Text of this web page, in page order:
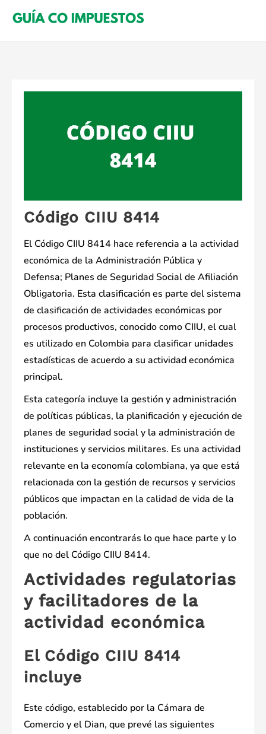
Código CIIU 8414
El Código CIIU 8414 hace referencia a la actividad
económica de la Administración Pública y
Defensa; Planes de Seguridad Social de Afiliación
Obligatoria. Esta clasificación es parte del sistema
de clasificación de actividades económicas por
procesos productivos, conocido como CIIU, el cual
es utilizado en Colombia para clasificar unidades
estadísticas de acuerdo a su actividad económica
principal.
Esta categoría incluye la gestión y administración
de políticas públicas, la planificación y ejecución de
planes de seguridad social y la administración de
instituciones y servicios militares. Es una actividad
relevante en la economía colombiana, ya que está
relacionada con la gestión de recursos y servicios
públicos que impactan en la calidad de vida de la
población.
A continuación encontrarás lo que hace parte y lo
que no del Código CIIU 8414.
Actividades regulatorias
y facilitadores de la
actividad económica
El Código CIIU 8414
incluye
Este código, establecido por la Cámara de
Comercio y el Dian, que prevé las siguientes